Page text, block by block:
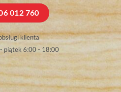
012 760
klienta
- piątek 6:00 - 18:00